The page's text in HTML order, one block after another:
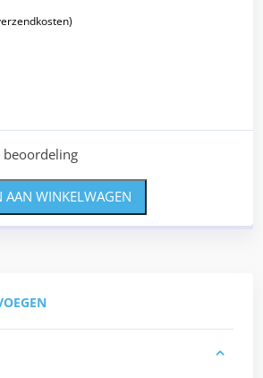
beoordeling
AAN WINKELWAGEN